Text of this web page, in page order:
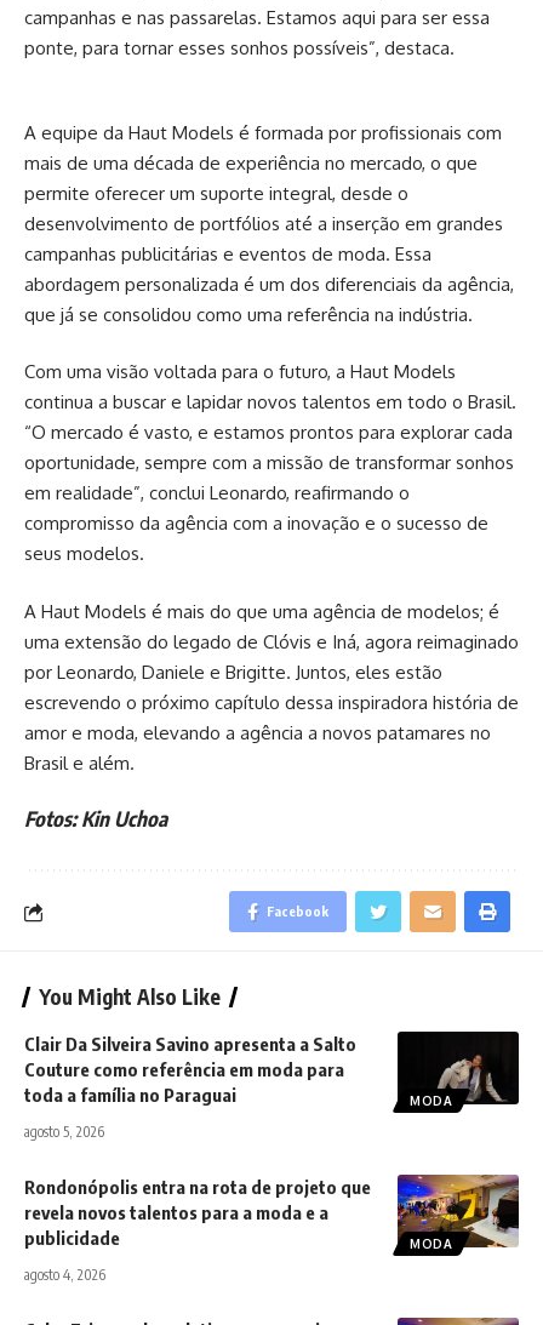
campanhas e nas passarelas. Estamos aqui para ser essa
ponte, para tornar esses sonhos possíveis”, destaca.
A equipe da Haut Models é formada por profissionais com
mais de uma década de experiência no mercado, o que
permite oferecer um suporte integral, desde o
desenvolvimento de portfólios até a inserção em grandes
campanhas publicitárias e eventos de moda. Essa
abordagem personalizada é um dos diferenciais da agência,
que já se consolidou como uma referência na indústria.
Com uma visão voltada para o futuro, a Haut Models
continua a buscar e lapidar novos talentos em todo o Brasil.
“O mercado é vasto, e estamos prontos para explorar cada
oportunidade, sempre com a missão de transformar sonhos
em realidade”, conclui Leonardo, reafirmando o
compromisso da agência com a inovação e o sucesso de
seus modelos.
A Haut Models é mais do que uma agência de modelos; é
uma extensão do legado de Clóvis e Iná, agora reimaginado
por Leonardo, Daniele e Brigitte. Juntos, eles estão
escrevendo o próximo capítulo dessa inspiradora história de
amor e moda, elevando a agência a novos patamares no
Brasil e além.
Fotos: Kin Uchoa
Facebook
You Might Also Like
MODA
Clair Da Silveira Savino apresenta a Salto
Couture como referência em moda para
toda a família no Paraguai
agosto 5, 2026
MODA
Rondonópolis entra na rota de projeto que
revela novos talentos para a moda e a
publicidade
agosto 4, 2026